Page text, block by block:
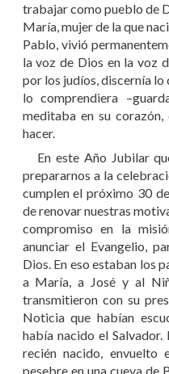
trabajar como pueblo de
María, mujer de la que
Pablo, vivió
la voz de Dios en la voz
por los judíos, discernía lo
lo comprendiera
meditaba en su
hacer.
En este Año Jubilar
prepararnos a la
cumplen el próximo 30
de renovar nuestras
compromiso en la
anunciar el Evangelio,
Dios. En eso estaban los
a María, a José y al
transmitieron con su
Noticia que habían
había nacido el
recién nacido, envuelto
pesebre en una cueva de